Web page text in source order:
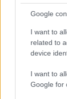
Google
I want to
related to
device
I want to
Google for